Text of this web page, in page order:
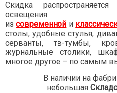
Скидка
изсовременной и
столы, удобные стулья,
серванты, тв-тумбы,
журнальные столики,
многое другое – по самым
В наличии на
небольшая